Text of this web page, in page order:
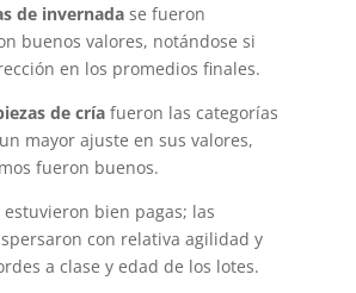
de invernada se fueron
buenos valores, notándose si
en los promedios finales.
de críafueron las categorías
mayor ajuste en sus valores,
fueron buenos.
estuvieron bien pagas; las
con relativa agilidad y
a clase y edad de los lotes.